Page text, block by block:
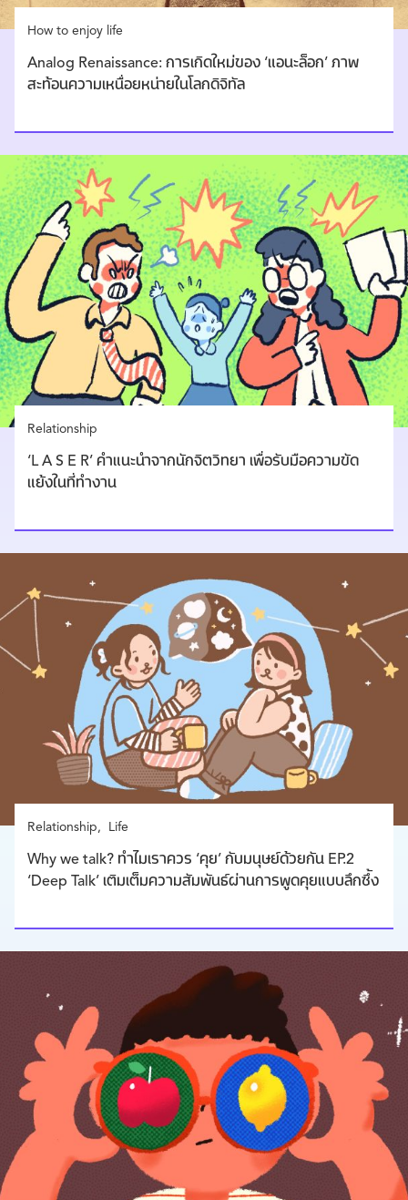
How to enjoy life
Analog Renaissance: การเกิดใหม่ของ ‘แอนะล็อก’ ภาพ
สะท้อนความเหนื่อยหน่ายในโลกดิจิทัล
Relationship
‘L A S E R’ คำแนะนำจากนักจิตวิทยา เพื่อรับมือความขัด
แย้งในที่ทำงาน
Relationship Life
Why we talk? ทำไมเราควร ‘คุย’ กับมนุษย์ด้วยกัน EP.2
‘Deep Talk’ เติมเต็มความสัมพันธ์ผ่านการพูดคุยแบบลึกซึ้ง